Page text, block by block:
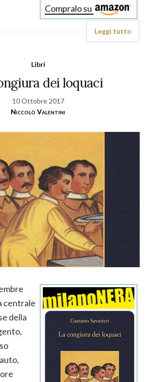
Compralo su
Leggi tutto
Libri
dei loquaci
10 Ottobre 2017
Niccolò Valentini
centrale
della